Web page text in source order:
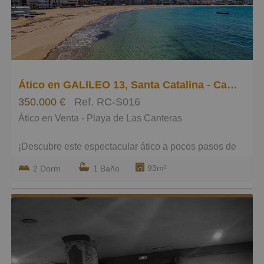
35.000 € adicionales (opcional). Una solución práctica
si necesitas estacionamiento seguro y cercano.
No dejes pasar esta oportunidad única en primera
una visita!
Ático en GALILEO 13, Santa Catalina - Canteras
350.000 €
Ref. RC-S016
Ático en Venta - Playa de Las Canteras
¡Descubre este espectacular ático a pocos pasos de
la famosa playa de Las Canteras!
Con una distribución ideal, este inmueble cuenta con
dos dormitorios luminosos que ofrecen un ambiente
acogedor y relajante.
La cocina, es perfecta para preparar deliciosas
comidas.
2 Dorm 1 Baño 93m²